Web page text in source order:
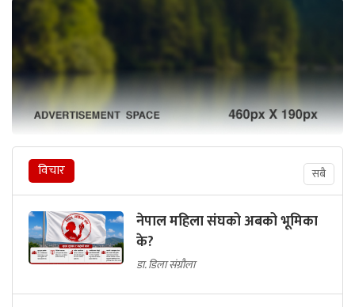
विचार सबै
नेपाल महिला संघको अबको भूमिका
के?
डा. डिला संग्रौला